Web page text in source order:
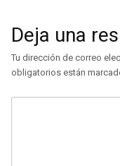
Deja una
Tu dirección de correo
obligatorios están